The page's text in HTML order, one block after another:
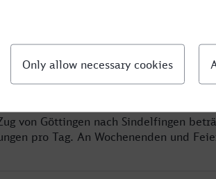
von Göttingen nach
von Göttingen nach Sindelfingen
pro Tag. An Wochenenden und